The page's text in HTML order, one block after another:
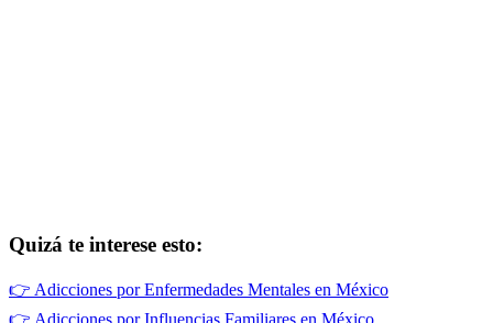
Quizá te interese esto:
👉 Adicciones por Enfermedades Mentales en México